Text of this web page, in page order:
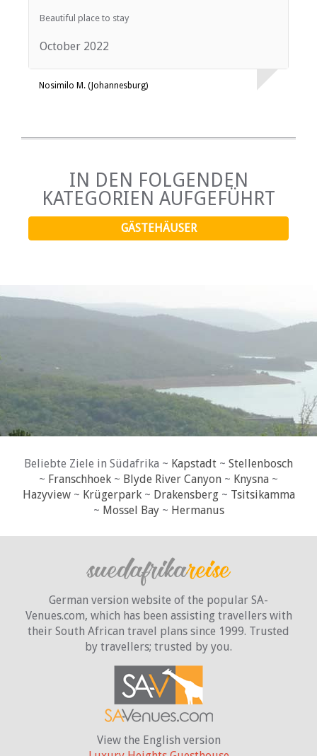
Beautiful place to stay
October 2022
Nosimilo M. (Johannesburg)
IN DEN FOLGENDEN
KATEGORIEN AUFGEFÜHRT
GÄSTEHÄUSER
Beliebte Ziele in Südafrika ~ Kapstadt ~ Stellenbosch
~ Franschhoek ~ Blyde River Canyon ~ Knysna ~
Hazyview~ Krügerpark~ Drakensberg~ Tsitsikamma
~ Mossel Bay~ Hermanus
German version website of the popular SA-
Venues.com, which has been assisting travellers with
their South African travel plans since 1999. Trusted
by travellers; trusted by you.
View the English version